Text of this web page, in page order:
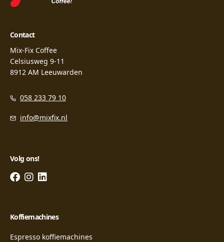
Contact
Mix-Fix Coffee
Celsiusweg 9-11
8912 AM Leeuwarden
058 233 79 10
info@mixfix.nl
Volg ons!
Koffiemachines
Espresso koffiemachines